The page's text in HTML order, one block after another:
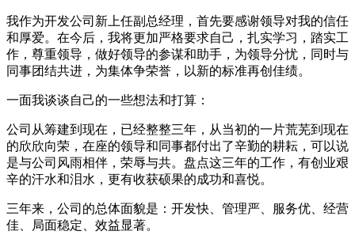
我作为开发公司新上任副总经理，首先要感谢领导对我的信任
和厚爱。在今后，我将更加严格要求自己，扎实学习，踏实工
作，尊重领导，做好领导的参谋和助手，为领导分忧，同时与
同事团结共进，为集体争荣誉，以新的标准再创佳绩。
一面我谈谈自己的一些想法和打算：
公司从筹建到现在，已经整整三年，从当初的一片荒芜到现在
的欣欣向荣，在座的领导和同事都付出了辛勤的耕耘，可以说
是与公司风雨相伴，荣辱与共。盘点这三年的工作，有创业艰
辛的汗水和泪水，更有收获硕果的成功和喜悦。
三年来，公司的总体面貌是：开发快、管理严、服务优、经营
佳、局面稳定、效益显著。